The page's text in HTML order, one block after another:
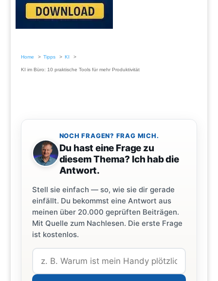
Home Tipps KI
KI im Büro: 10 praktische Tools für mehr Produktivität
NOCH FRAGEN? FRAG MICH.
Du hast eine Frage zu
diesem Thema? Ich hab die
Antwort.
Stell sie einfach — so, wie sie dir gerade
einfällt. Du bekommst eine Antwort aus
meinen über 20.000 geprüften Beiträgen.
Mit Quelle zum Nachlesen. Die erste Frage
ist kostenlos.